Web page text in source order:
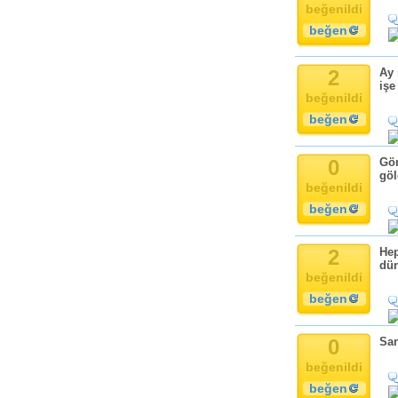
beğenildi
beğen
2
beğenildi
beğen
Ay
0
beğenildi
beğen
2
beğenildi
beğen
0
beğenildi
beğen